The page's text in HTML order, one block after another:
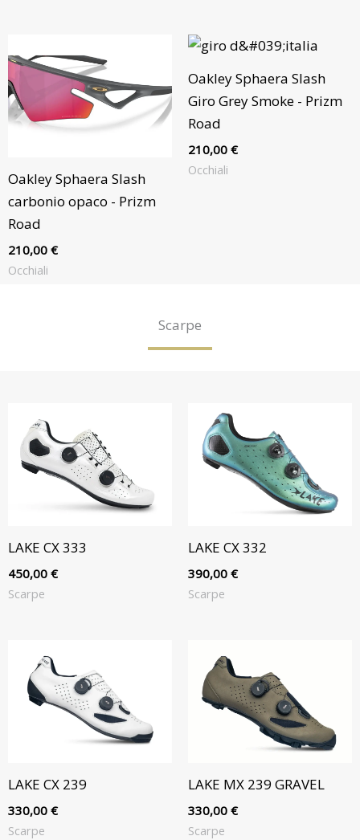
Oakley Sphaera Slash
carbonio opaco - Prizm
Road
210,00 €
Occhiali
Oakley Sphaera Slash
Giro Grey Smoke - Prizm
Road
210,00 €
Occhiali
Scarpe
LAKE CX 333
450,00 €
Scarpe
LAKE CX 332
390,00 €
Scarpe
LAKE CX 239
330,00 €
Scarpe
LAKE MX 239 GRAVEL
330,00 €
Scarpe